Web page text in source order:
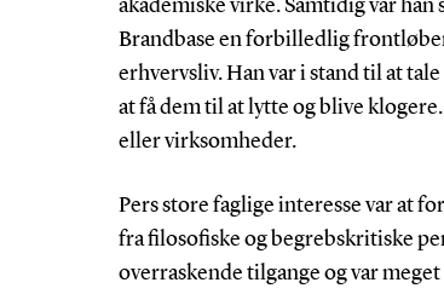
akademiske virke. Samtidig var
Brandbase en forbilledlig
erhvervsliv. Han var i stand til at
at få dem til at lytte og blive
eller virksomheder.
Pers store faglige interesse var at
fra filosofiske og begrebskritiske
overraskende tilgange og var